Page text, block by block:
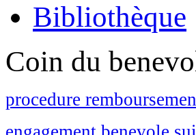
Bibliothèque
Coin du
procedure